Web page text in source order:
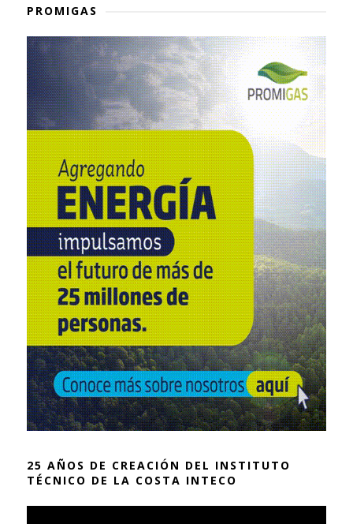
PROMIGAS
25 AÑOS DE CREACIÓN DEL INSTITUTO
TÉCNICO DE LA COSTA INTECO